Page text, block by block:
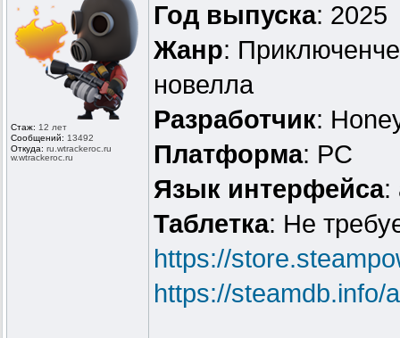
Стаж: 12 лет
Сообщений: 13492
Откуда: ru.wtrackeroc.ru
w.wtrackeroc .ru
Год выпуска: 2025
Жанр:
новелла
Разработчик:
Платформа: PC
Язык интерфейса:
Таблeтка: Не
https://
https://steamdb.info/